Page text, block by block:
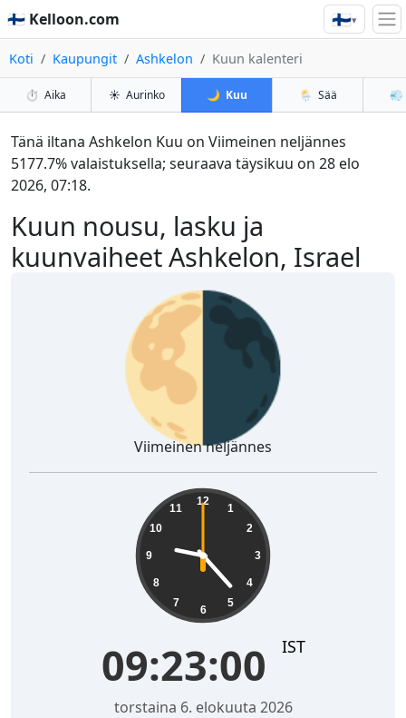
🇫🇮 Kelloon.com 🇫🇮▾
Koti Kaupungit Ashkelon Kuun kalenteri
⏱️ Aika ☀️ Aurinko 🌙 Kuu 🌦️ Sää 💨
Kuun nousu, lasku ja
kuunvaiheet Ashkelon, Israel
Tänä iltana Ashkelon Kuu on Viimeinen neljännes
5177.7% valaistuksella; seuraava täysikuu on 28 elo
2026, 07:18.
🌗
Viimeinen neljännes
12
1
2
3
4
5
6
7
8
9
10
11
09:23:01 IST
torstaina 6. elokuuta 2026